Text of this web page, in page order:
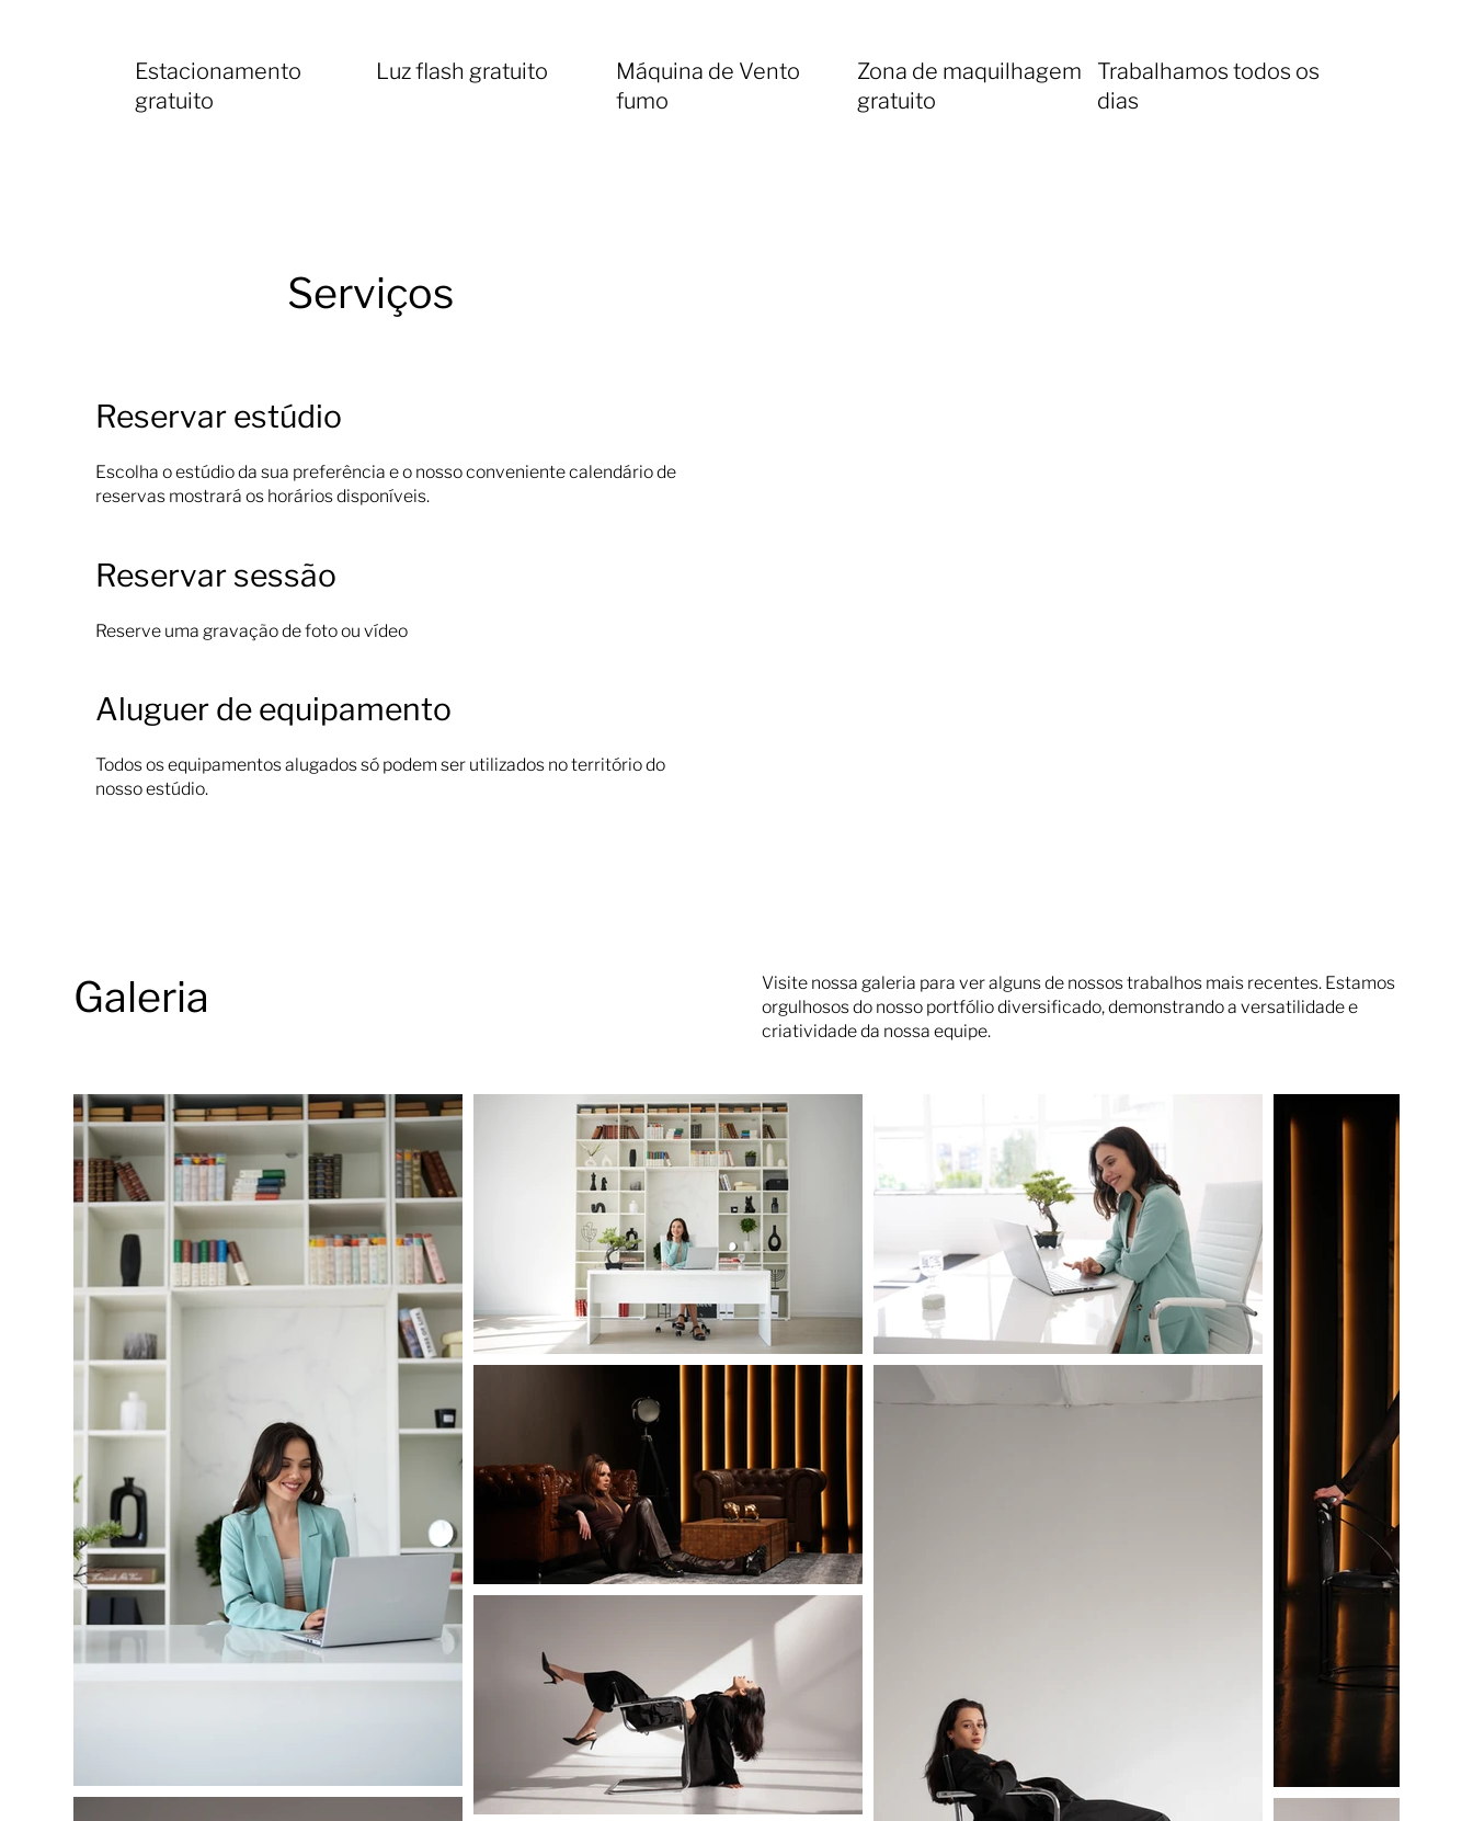
Estacionamento
gratuito
Luz flash gratuito
Máquina de Vento
fumo
Zona de maquilhagem
gratuito
Trabalhamos todos os
dias
Serviços
Escolha o estúdio da sua preferência e o nosso conveniente calendário de
reservas mostrará os horários disponíveis.
Reservar estúdio
Reserve uma gravação de foto ou vídeo
Reservar sessão
Todos os equipamentos alugados só podem ser utilizados no território do
nosso estúdio.
Aluguer de equipamento
Galeria
Visite nossa galeria para ver alguns de nossos trabalhos mais recentes. Estamos
orgulhosos do nosso portfólio diversificado, demonstrando a versatilidade e
criatividade da nossa equipe.